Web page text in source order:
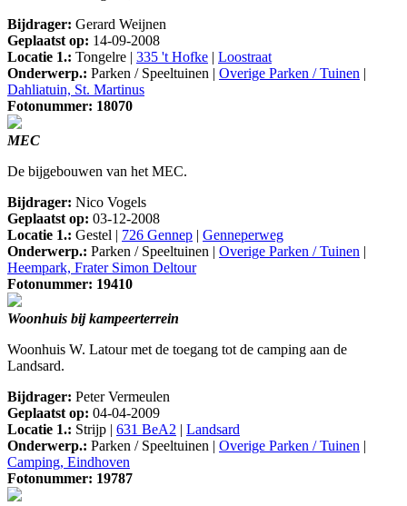
Bijdrager: Gerard Weijnen
Geplaatst op: 14-09-2008
Locatie 1.: Tongelre | 335 't Hofke | Loostraat
Onderwerp.: Parken / Speeltuinen | Overige Parken / Tuinen |
Dahliatuin, St. Martinus
Fotonummer: 18070
MEC
De bijgebouwen van het MEC.
Bijdrager: Nico Vogels
Geplaatst op: 03-12-2008
Locatie 1.: Gestel | 726 Gennep | Genneperweg
Onderwerp.: Parken / Speeltuinen | Overige Parken / Tuinen |
Heempark, Frater Simon Deltour
Fotonummer: 19410
Woonhuis bij kampeerterrein
Woonhuis W. Latour met de toegang tot de camping aan de
Landsard.
Bijdrager: Peter Vermeulen
Geplaatst op: 04-04-2009
Locatie 1.: Strijp | 631 BeA2 | Landsard
Onderwerp.: Parken / Speeltuinen | Overige Parken / Tuinen |
Camping, Eindhoven
Fotonummer: 19787